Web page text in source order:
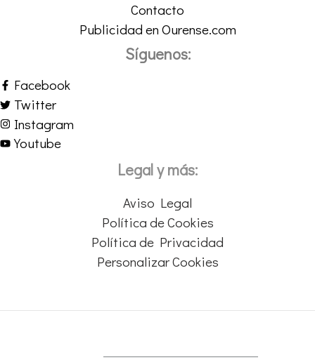
Contacto
Publicidad en Ourense.com
Síguenos:
Facebook
Twitter
Instagram
Youtube
Legal y más:
Aviso Legal
Política de Cookies
Política de Privacidad
Personalizar Cookies